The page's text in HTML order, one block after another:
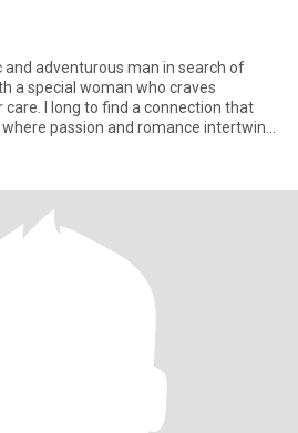
and adventurous man in search of
a special woman who craves
I long to find a connection that
passion and romance intertwine